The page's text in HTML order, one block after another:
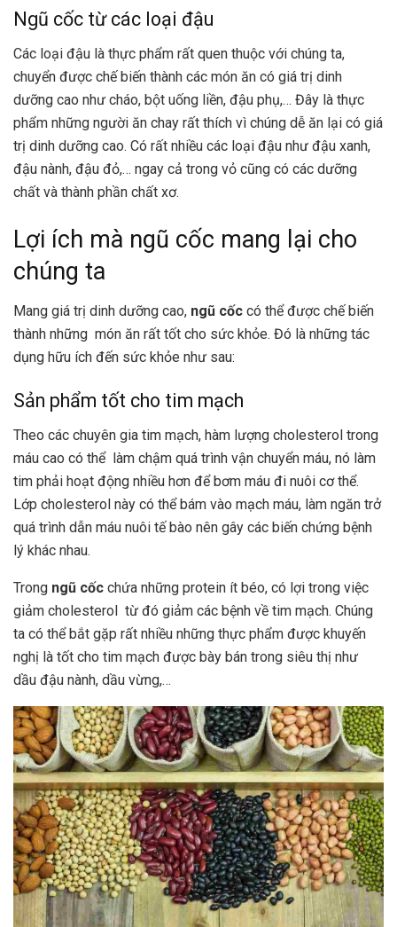
Ngũ cốc từ các loại đậu
Các loại đậu là thực phẩm rất quen thuộc với chúng ta,
chuyển được chế biến thành các món ăn có giá trị dinh
dưỡng cao như cháo, bột uống liền, đậu phụ,… Đây là thực
phẩm những người ăn chay rất thích vì chúng dễ ăn lại có giá
trị dinh dưỡng cao. Có rất nhiều các loại đậu như đậu xanh,
đậu nành, đậu đỏ,… ngay cả trong vỏ cũng có các dưỡng
chất và thành phần chất xơ.
Lợi ích mà ngũ cốc mang lại cho
chúng ta
Mang giá trị dinh dưỡng cao, ngũ cốc có thể được chế biến
thành những món ăn rất tốt cho sức khỏe. Đó là những tác
dụng hữu ích đến sức khỏe như sau:
Sản phẩm tốt cho tim mạch
Theo các chuyên gia tim mạch, hàm lượng cholesterol trong
máu cao có thể làm chậm quá trình vận chuyển máu, nó làm
tim phải hoạt động nhiều hơn để bơm máu đi nuôi cơ thể.
Lớp cholesterol này có thể bám vào mạch máu, làm ngăn trở
quá trình dẫn máu nuôi tế bào nên gây các biến chứng bệnh
lý khác nhau.
Trong ngũ cốc chứa những protein ít béo, có lợi trong việc
giảm cholesterol từ đó giảm các bệnh về tim mạch. Chúng
ta có thể bắt gặp rất nhiều những thực phẩm được khuyến
nghị là tốt cho tim mạch được bày bán trong siêu thị như
dầu đậu nành, dầu vừng,…